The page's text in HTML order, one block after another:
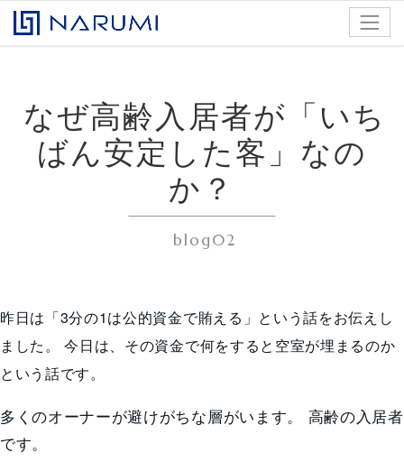
コンテンツへスキップ
株式会社ナルミアドバンス
なぜ高齢入居者が「いち
ばん安定した客」なの
か？
blog02
昨日は「3分の1は公的資金で賄える」という話をお伝えし
ました。 今日は、 その資金で何をすると空室が埋まるのか
という話です。
多くのオーナーが避けがちな層がいます。 高齢の入居者
です。